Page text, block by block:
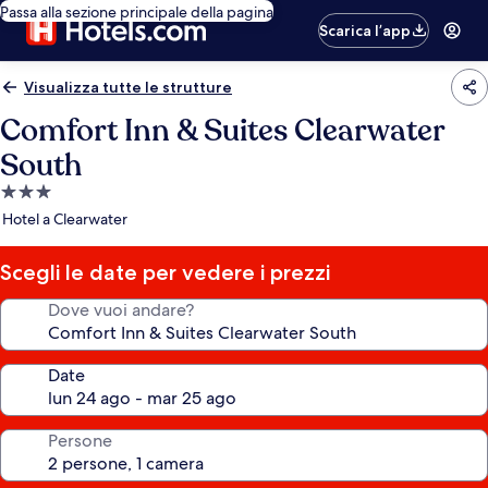
Passa alla sezione principale della pagina
Scarica l’app
Visualizza tutte le strutture
Comfort Inn & Suites Clearwater
South
Struttura
a
stelle
Hotel a Clearwater
Scegli le date per vedere i prezzi
Dove vuoi andare?
Date
Persone